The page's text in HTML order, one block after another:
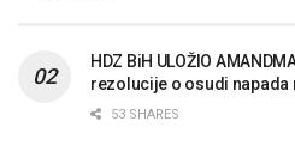
HDZ BiH ULOŽIO
rezolucije o osudi napada
53 SHARES